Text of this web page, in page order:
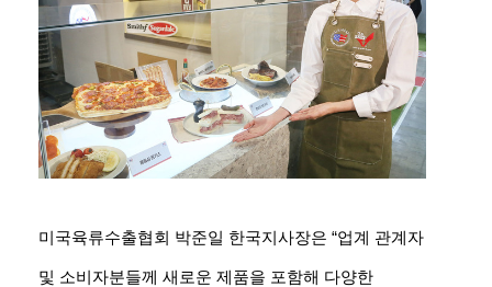
미국육류수출협회 박준일 한국지사장은 “업계 관계자
및 소비자분들께 새로운 제품을 포함해 다양한